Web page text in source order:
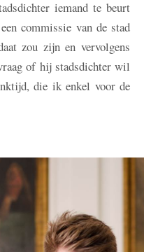
iemand te beurt
commissie van de stad
zou zijn en vervolgens
of hij stadsdichter wil
die ik enkel voor de